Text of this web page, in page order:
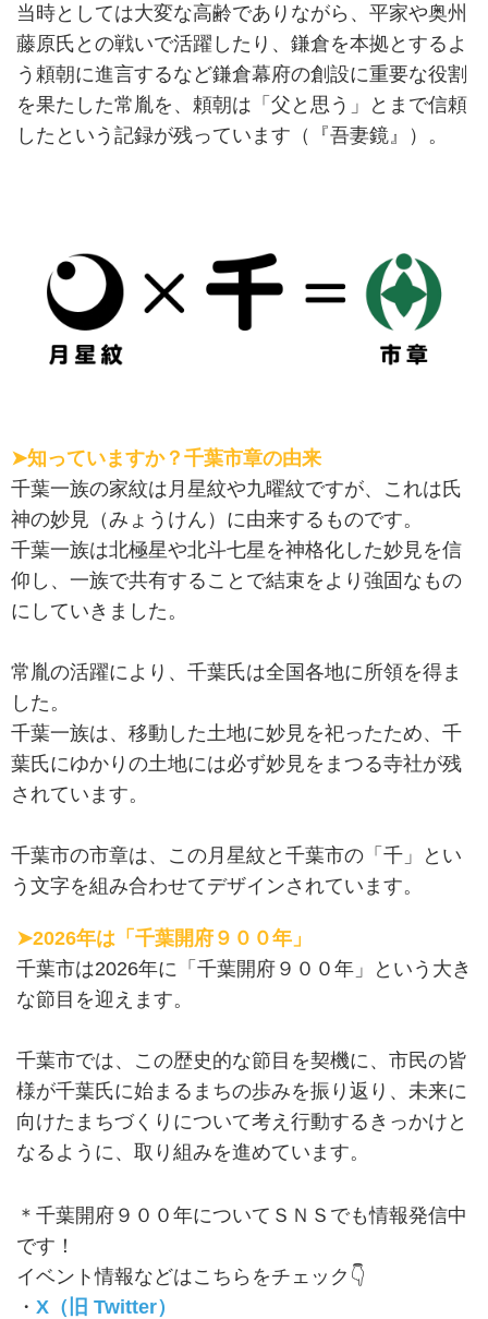
当時としては大変な高齢でありながら、平家や奥州
藤原氏との戦いで活躍したり、鎌倉を本拠とするよ
う頼朝に進言するなど鎌倉幕府の創設に重要な役割
を果たした常胤を、頼朝は「父と思う」とまで信頼
したという記録が残っています（『吾妻鏡』）。
➤知っていますか？千葉市章の由来
千葉一族の家紋は月星紋や九曜紋ですが、これは氏
神の妙見（みょうけん）に由来するものです。
千葉一族は北極星や北斗七星を神格化した妙見を信
仰し、一族で共有することで結束をより強固なもの
にしていきました。
常胤の活躍により、千葉氏は全国各地に所領を得ま
した。
千葉一族は、移動した土地に妙見を祀ったため、千
葉氏にゆかりの土地には必ず妙見をまつる寺社が残
されています。
千葉市の市章は、この月星紋と千葉市の「千」とい
う文字を組み合わせてデザインされています。
➤2026年は「千葉開府９００年」
千葉市は2026年に「千葉開府９００年」という大き
な節目を迎えます。
千葉市では、この歴史的な節目を契機に、市民の皆
様が千葉氏に始まるまちの歩みを振り返り、未来に
向けたまちづくりについて考え行動するきっかけと
なるように、取り組みを進めています。
＊千葉開府９００年についてＳＮＳでも情報発信中
です！
イベント情報などはこちらをチェック👇
・ X（旧 Twitter）